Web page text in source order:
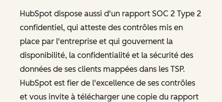
HubSpot dispose aussi d'un rapport SOC 2 Type 2
confidentiel, qui atteste des contrôles mis en
place par l'entreprise et qui gouvernent la
disponibilité, la confidentialité et la sécurité des
données de ses clients mappées dans les TSP.
HubSpot est fier de l'excellence de ses contrôles
et vous invite à télécharger une copie du rapport